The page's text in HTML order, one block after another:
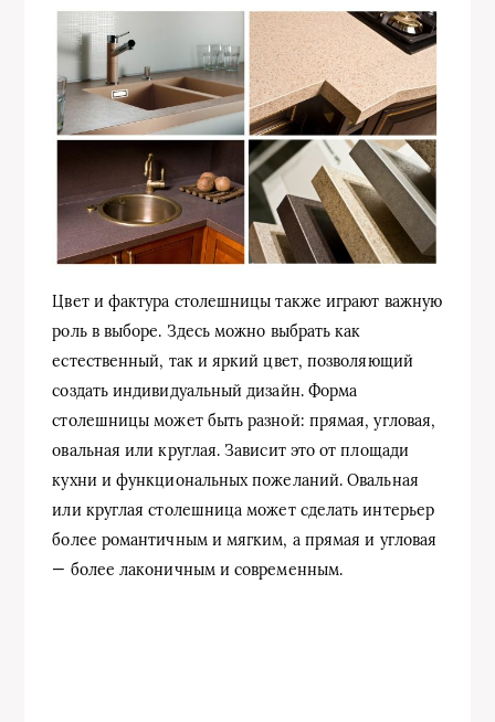
Цвет и фактура столешницы также играют важную
роль в выборе. Здесь можно выбрать как
естественный, так и яркий цвет, позволяющий
создать индивидуальный дизайн. Форма
столешницы может быть разной: прямая, угловая,
овальная или круглая. Зависит это от площади
кухни и функциональных пожеланий. Овальная
или круглая столешница может сделать интерьер
более романтичным и мягким, а прямая и угловая
— более лаконичным и современным.